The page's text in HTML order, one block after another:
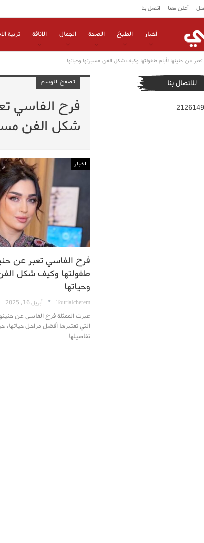
أعلن معنا اتصل بنا
أخبار الطبخ الصحة الجمال الأناقة تربية
عن حنينها لأيام طفولتها وكيف شكل الفن مسيرتها وحياتها
تصفح الوسم
فرح الفاسي
شكل الفن
اخبار
فرح الفاسي تعبر عن
طفولتها وكيف شكل
وحياتها
TouriaIcherem أبريل 16, 2025
عبرت الممثلة فرح الفاسي عن
التي تعتبرها أفضل مراحل
تفاصيلها…
للاتصال بنا